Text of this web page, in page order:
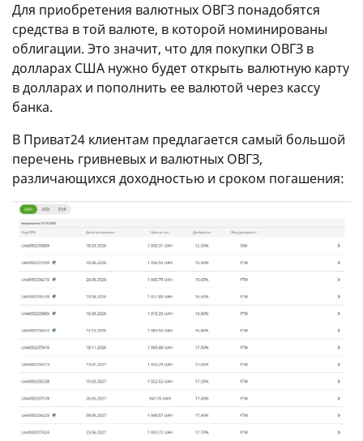
Для приобретения валютных ОВГЗ понадобятся
средства в той валюте, в которой номинированы
облигации. Это значит, что для покупки ОВГЗ в
долларах США нужно будет открыть валютную карту
в долларах и пополнить ее валютой через кассу
банка.
В Приват24 клиентам предлагается самый большой
перечень гривневых и валютных ОВГЗ,
различающихся доходностью и сроком погашения: